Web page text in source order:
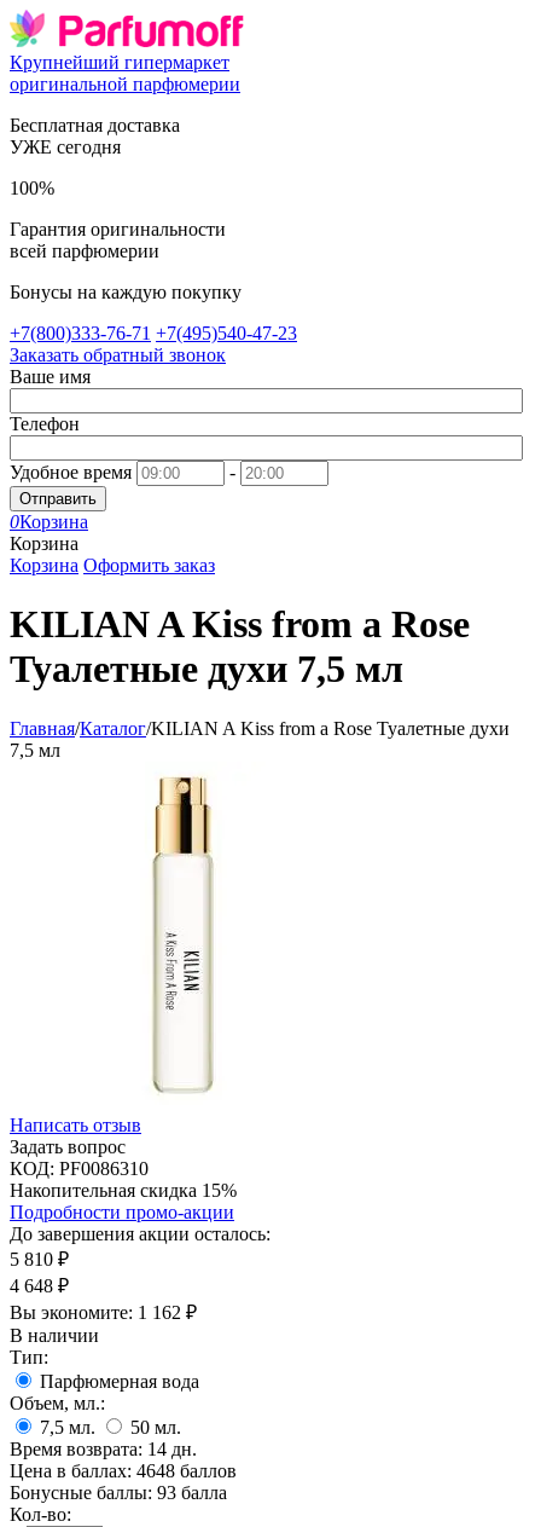
Крупнейший гипермаркет
оригинальной парфюмерии
Бесплатная доставка
УЖЕ сегодня
100%
Гарантия оригинальности
всей парфюмерии
Бонусы на каждую покупку
+7(800)333-76-71 +7(495)540-47-23
Заказать обратный звонок
Ваше имя
Телефон
Удобное время -
Отправить
0Корзина
Корзина
Корзина Оформить заказ
KILIAN A Kiss from a Rose
Туалетные духи 7,5 мл
Главная/Каталог/KILIAN A Kiss from a Rose Туалетные духи
7,5 мл
Написать отзыв
Задать вопрос
КОД: PF0086310
Накопительная скидка 15%
Подробности промо-акции
До завершения акции осталось:
5 810 ₽
4 648 ₽
Вы экономите: 1 162 ₽
В наличии
Тип:
Парфюмерная вода
Объем, мл.:
7,5 мл. 50 мл.
Время возврата: 14 дн.
Цена в баллах: 4648 баллов
Бонусные баллы: 93 балла
Кол-во: